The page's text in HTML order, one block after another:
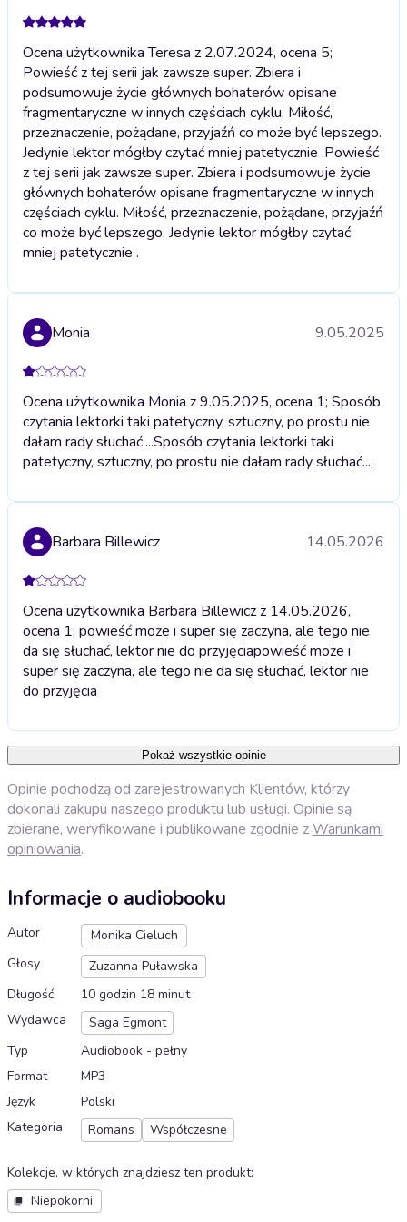
Ocena użytkownika Teresa z 2.07.2024, ocena 5;
Powieść z tej serii jak zawsze super. Zbiera i
podsumowuje życie głównych bohaterów opisane
fragmentaryczne w innych częściach cyklu. Miłość,
przeznaczenie, pożądane, przyjaźń co może być lepszego.
Jedynie lektor mógłby czytać mniej patetycznie .Powieść
z tej serii jak zawsze super. Zbiera i podsumowuje życie
głównych bohaterów opisane fragmentaryczne w innych
częściach cyklu. Miłość, przeznaczenie, pożądane, przyjaźń
co może być lepszego. Jedynie lektor mógłby czytać
mniej patetycznie .
Monia 9.05.2025
Ocena użytkownika Monia z 9.05.2025, ocena 1; Sposób
czytania lektorki taki patetyczny, sztuczny, po prostu nie
dałam rady słuchać....Sposób czytania lektorki taki
patetyczny, sztuczny, po prostu nie dałam rady słuchać....
Barbara Billewicz 14.05.2026
Ocena użytkownika Barbara Billewicz z 14.05.2026,
ocena 1; powieść może i super się zaczyna, ale tego nie
da się słuchać, lektor nie do przyjęciapowieść może i
super się zaczyna, ale tego nie da się słuchać, lektor nie
do przyjęcia
Pokaż wszystkie opinie
Opinie pochodzą od zarejestrowanych Klientów, którzy
dokonali zakupu naszego produktu lub usługi. Opinie są
zbierane, weryfikowane i publikowane zgodnie zWarunkami
opiniowania.
Informacje o audiobooku
Autor
Monika Cieluch
Głosy
Zuzanna Puławska
Długość
10 godzin 18 minut
Wydawca
Saga Egmont
Typ
Audiobook - pełny
Format
MP3
Język
Polski
Kategoria
Romans Współczesne
Kolekcje, w których znajdziesz ten produkt:
Niepokorni